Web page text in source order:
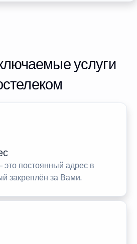
услуги
постоянный адрес в
закреплён за Вами.